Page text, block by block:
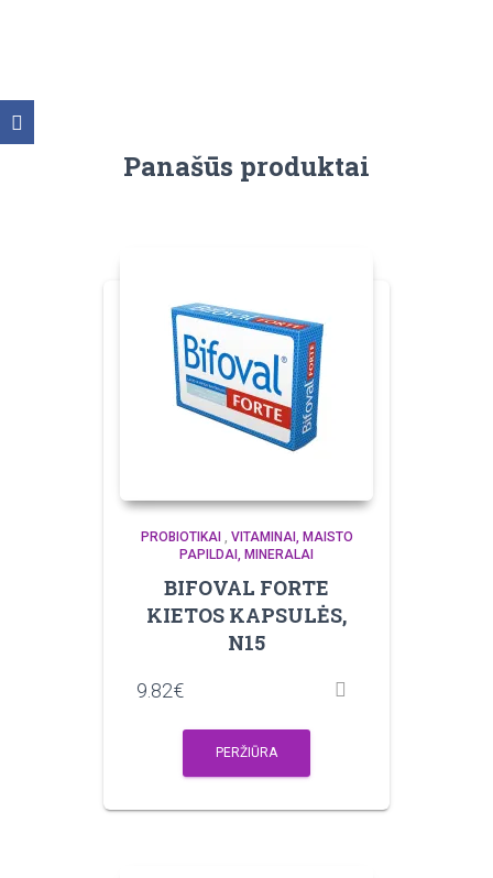
Panašūs produktai
PROBIOTIKAI, VITAMINAI, MAISTO
PAPILDAI, MINERALAI
BIFOVAL FORTE
KIETOS KAPSULĖS,
N15
9.82€
PERŽIŪRA